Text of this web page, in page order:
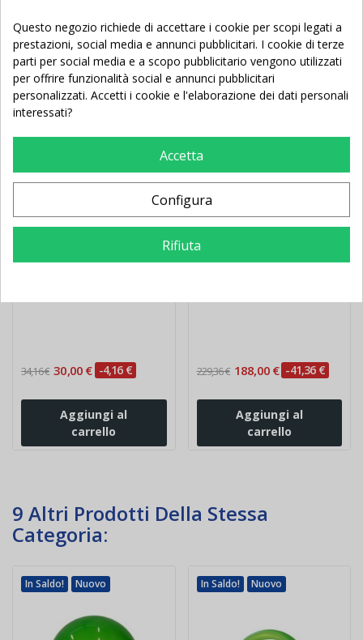
Potrebbe Anche Piacerti
Nuovo
34,16 € 30,00 € -4,16 €
Aggiungi al
carrello
Nuovo
229,36 € 188,00 € -41,36 €
Aggiungi al
carrello
9 Altri Prodotti Della Stessa
Categoria:
In Saldo! Nuovo In Saldo! Nuovo
Questo negozio richiede di accettare i cookie per scopi legati a
prestazioni, social media e annunci pubblicitari. I cookie di terze
parti per social media e a scopo pubblicitario vengono utilizzati
per offrire funzionalità social e annunci pubblicitari
personalizzati. Accetti i cookie e l'elaborazione dei dati personali
interessati?
Accetta
Configura
Rifiuta